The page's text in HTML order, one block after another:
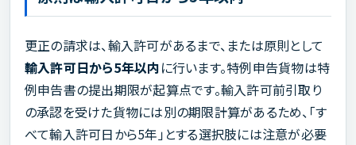
更正の請求は、輸入許可があるまで、または原則として
輸入許可日から5年以内に行います。特例申告貨物は特
例申告書の提出期限が起算点です。輸入許可前引取り
の承認を受けた貨物には別の期限計算があるため、「す
べて輸入許可日から5年」とする選択肢には注意が必要